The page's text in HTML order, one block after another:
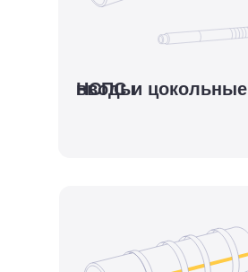
НСПС и цокольные
вводы